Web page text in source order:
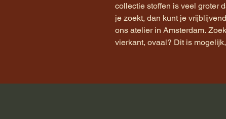
collectie stoffen is veel groter
je zoekt, dan kunt je
ons atelier in Amsterdam.
vierkant, ovaal? Dit is